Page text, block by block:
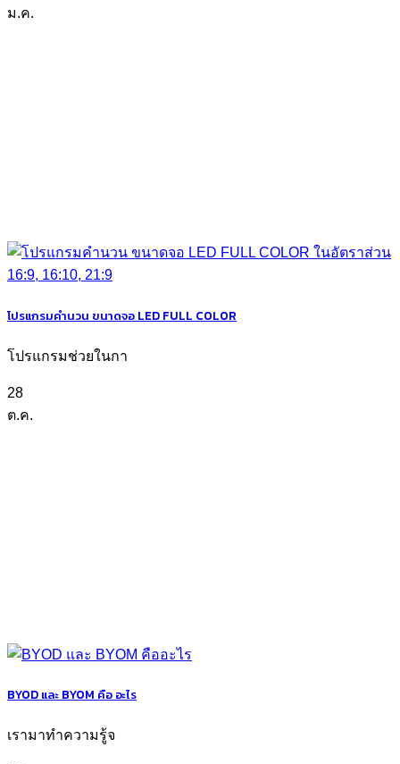
ม.ค.
โปรแกรมคำนวน ขนาดจอ LED FULL COLOR
โปรแกรมช่วยในกา
28
ต.ค.
BYOD และ BYOM คือ อะไร
เรามาทำความรู้จ